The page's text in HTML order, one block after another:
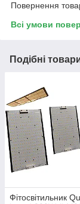
Повернення
Всі умови
Подібні
Фітосвітильник